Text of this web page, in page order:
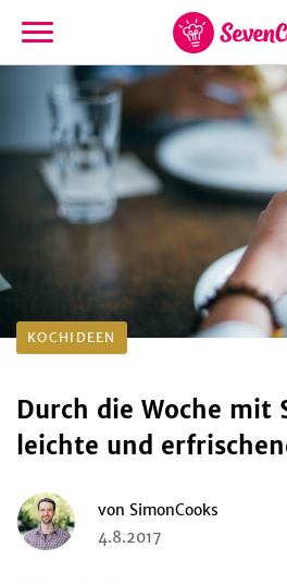
zur
Startseite
KOCHIDEEN
Durch die Woche mit
leichte und
von SimonCooks
4.8.2017